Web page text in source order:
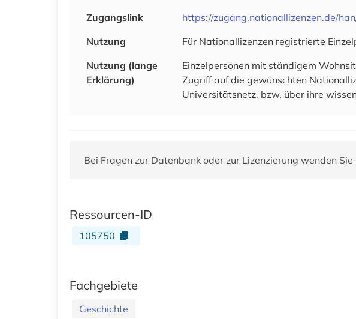
Zugangslink
https://zugang.nationallizenzen.de/
Nutzung
Für Nationallizenzen registrierte
Nutzung (lange
Erklärung)
Einzelpersonen mit ständigem
Zugriff auf die gewünschten
Universitätsnetz, bzw. über ihre
Bei Fragen zur Datenbank oder zur Lizenzierung wenden Sie
Ressourcen-ID
105750
Fachgebiete
Geschichte